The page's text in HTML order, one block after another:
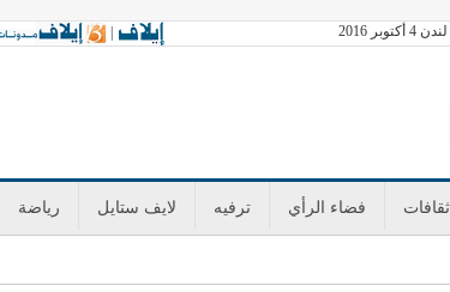
2016
|
ثقافات فضاء الرأي ترفيه لايف ستايل رياضة